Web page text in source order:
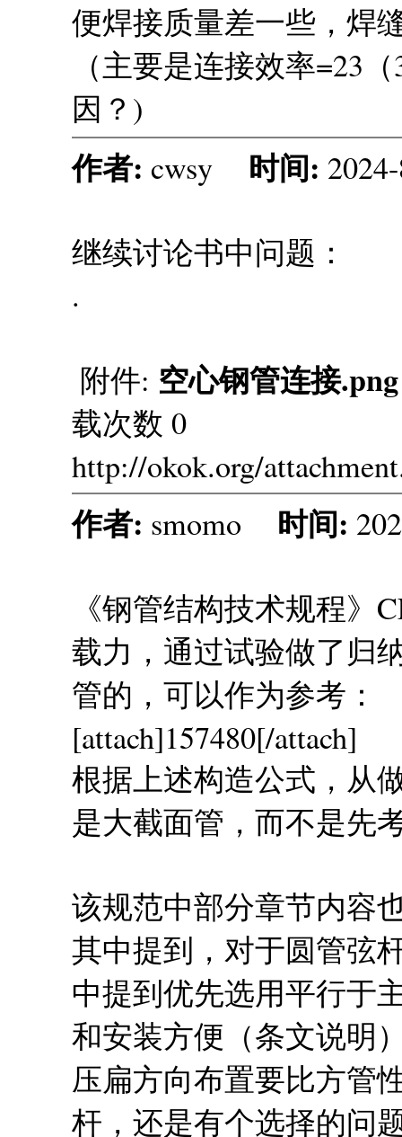
便焊接质量差一些，焊
（主要是连接效率=23
因？)
作者: cwsy 时间:
继续讨论书中问题：
.
附件: 空心钢管连接.png
载次数 0
http://okok.org/
作者: smomo 时间:
《钢管结构技术规程》
载力，通过试验做了归
管的，可以作为参考：
[attach]157480[/attach]
根据上述构造公式，从
是大截面管，而不是先
该规范中部分章节内容
其中提到，对于圆管弦
中提到优先选用平行于
和安装方便（条文说明
压扁方向布置要比方管
杆，还是有个选择的问